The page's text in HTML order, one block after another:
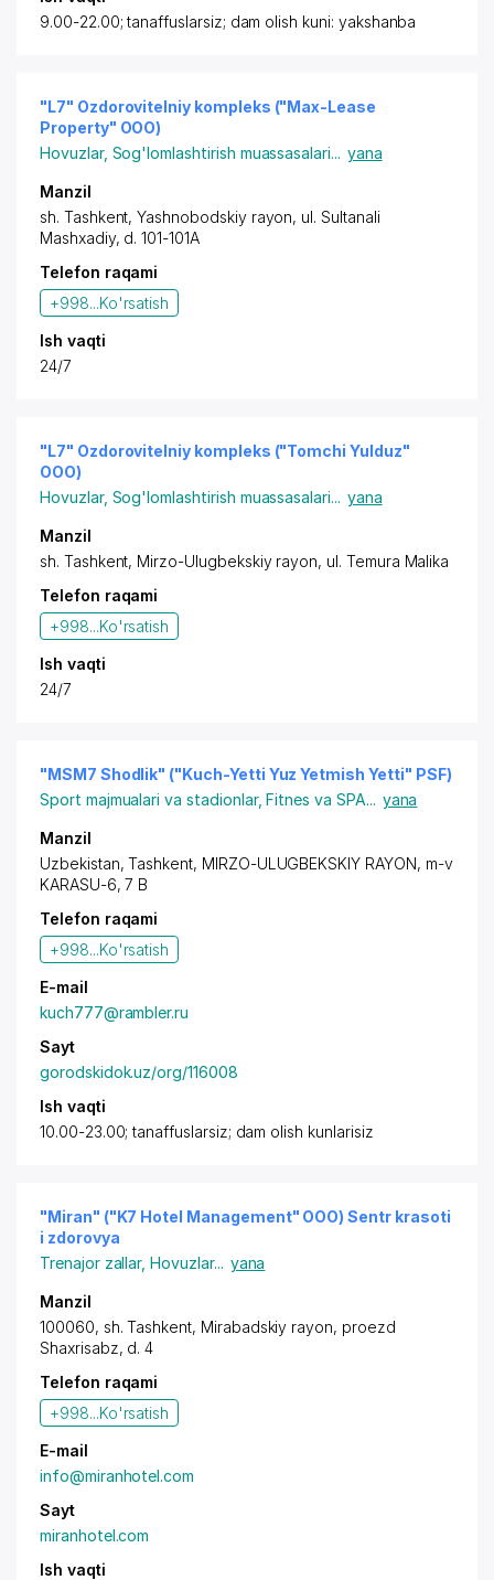
9.00-22.00; tanaffuslarsiz; dam olish kuni: yakshanba
"L7" Ozdorovitelniy kompleks ("Max-Lease
Property" OOO)
Hovuzlar, Sog'lomlashtirish muassasalari... yana
Manzil
sh. Tashkent,Yashnobodskiy rayon, ul. Sultanali
Mashxadiy, d. 101-101A
Telefon raqami
+998...Ko'rsatish
Ish vaqti
24/7
"L7" Ozdorovitelniy kompleks ("Tomchi Yulduz"
OOO)
Hovuzlar, Sog'lomlashtirish muassasalari... yana
Manzil
sh. Tashkent, Mirzo-Ulugbekskiy rayon, ul. Temura Malika
Telefon raqami
+998...Ko'rsatish
Ish vaqti
24/7
"MSM7 Shodlik" ("Kuch-Yetti Yuz Yetmish Yetti" PSF)
Sport majmualari va stadionlar,Fitnes va SPA... yana
Manzil
Uzbekistan,Tashkent, MIRZO-ULUGBEKSKIY RAYON, m-v
KARASU-6, 7 B
Telefon raqami
+998...Ko'rsatish
E-mail
kuch777@rambler.ru
Sayt
gorodskidok.uz/org/116008
Ish vaqti
10.00-23.00; tanaffuslarsiz; dam olish kunlarisiz
"Miran" ("K7 Hotel Management" OOO) Sentr krasoti
i zdorovya
Trenajor zallar,Hovuzlar... yana
Manzil
100060, sh. Tashkent, Mirabadskiy rayon, proezd
Shaxrisabz, d. 4
Telefon raqami
+998...Ko'rsatish
E-mail
info@miranhotel.com
Sayt
miranhotel.com
Ish vaqti